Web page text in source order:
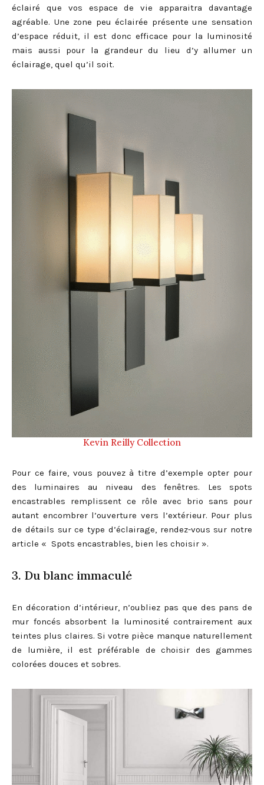
éclairé que vos espace de vie apparaitra davantage
agréable. Une zone peu éclairée présente une sensation
d’espace réduit, il est donc efficace pour la luminosité
mais aussi pour la grandeur du lieu d’y allumer un
éclairage, quel qu’il soit.
Kevin Reilly Collection
Pour ce faire, vous pouvez à titre d’exemple opter pour
des luminaires au niveau des fenêtres. Les spots
encastrables remplissent ce rôle avec brio sans pour
autant encombrer l’ouverture vers l’extérieur. Pour plus
de détails sur ce type d’éclairage, rendez-vous sur notre
article « Spots encastrables, bien les choisir ».
3. Du blanc immaculé
En décoration d’intérieur, n’oubliez pas que des pans de
mur foncés absorbent la luminosité contrairement aux
teintes plus claires. Si votre pièce manque naturellement
de lumière, il est préférable de choisir des gammes
colorées douces et sobres.